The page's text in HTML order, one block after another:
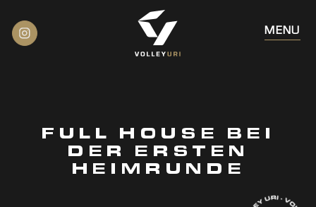
FULL HOUSE BEI
DER ERSTEN
HEIMRUNDE